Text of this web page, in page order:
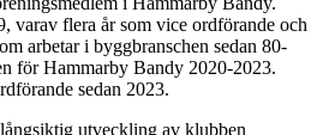
varav flera år som vice ordförande och
arbetar i byggbranschen sedan 80-
för Hammarby Bandy 2020-2023.
sedan 2023.
utveckling av klubben